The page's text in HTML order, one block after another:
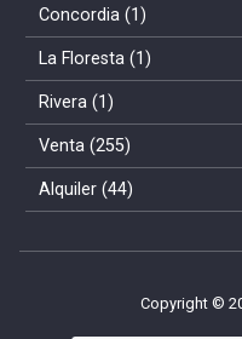
Concordia (1)
La Floresta (1)
Rivera (1)
Venta (255)
Alquiler (44)
Copyright ©